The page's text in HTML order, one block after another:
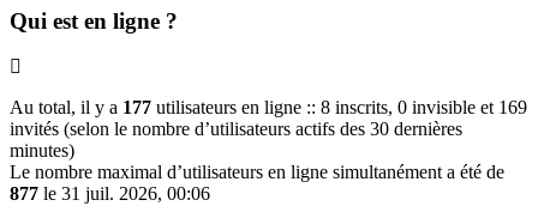
Qui est en ligne ?
Au total, il y a 177 utilisateurs en ligne :: 8 inscrits, 0 invisible et 169
invités (selon le nombre d’utilisateurs actifs des 30 dernières
minutes)
Le nombre maximal d’utilisateurs en ligne simultanément a été de
877 le 31 juil. 2026, 00:06